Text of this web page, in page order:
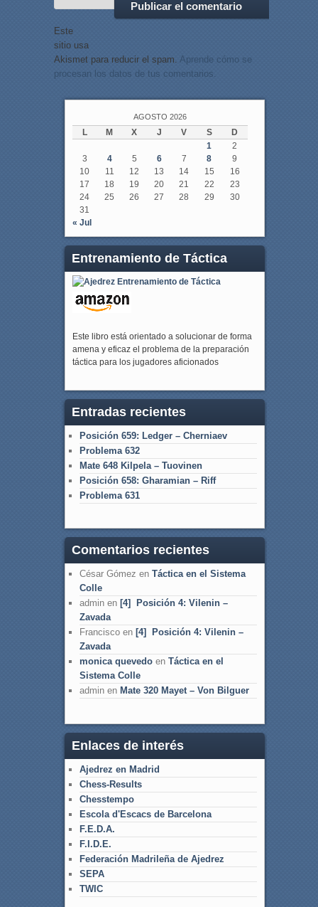
Este
sitio usa
Akismet para reducir el spam. Aprende cómo se
procesan los datos de tus comentarios.
AGOSTO 2026
L M X J V S
D
1
2
3
4 5 6 7 8
9
10
11 12 13 14 15
16
17
18 19 20 21 22
23
24
25 26 27 28 29
30
31
« Jul
Entrenamiento de Táctica
Este libro está orientado a solucionar de forma
amena y eficaz el problema de la preparación
táctica para los jugadores aficionados
Entradas recientes
Posición 659: Ledger – Cherniaev
Problema 632
Mate 648 Kilpela – Tuovinen
Posición 658: Gharamian – Riff
Problema 631
Comentarios recientes
César Gómez en Táctica en el Sistema
Colle
adminen [4] Posición 4: Vilenin –
Zavada
Franciscoen [4] Posición 4: Vilenin –
Zavada
monica quevedoen Táctica en el
Sistema Colle
adminen Mate 320 Mayet – Von Bilguer
Enlaces de interés
Ajedrez en Madrid
Chess-Results
Chesstempo
Escola d'Escacs de Barcelona
F.E.D.A.
F.I.D.E.
Federación Madrileña de Ajedrez
SEPA
TWIC